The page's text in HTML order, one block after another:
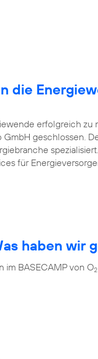
die
erfolgreich zu
geschlossen.
spezialisiert.
für
haben wir
im BASECAMP von O2